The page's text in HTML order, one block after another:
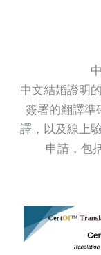
中文結婚證明
簽署的翻譯準
譯，以及線上
申請，包